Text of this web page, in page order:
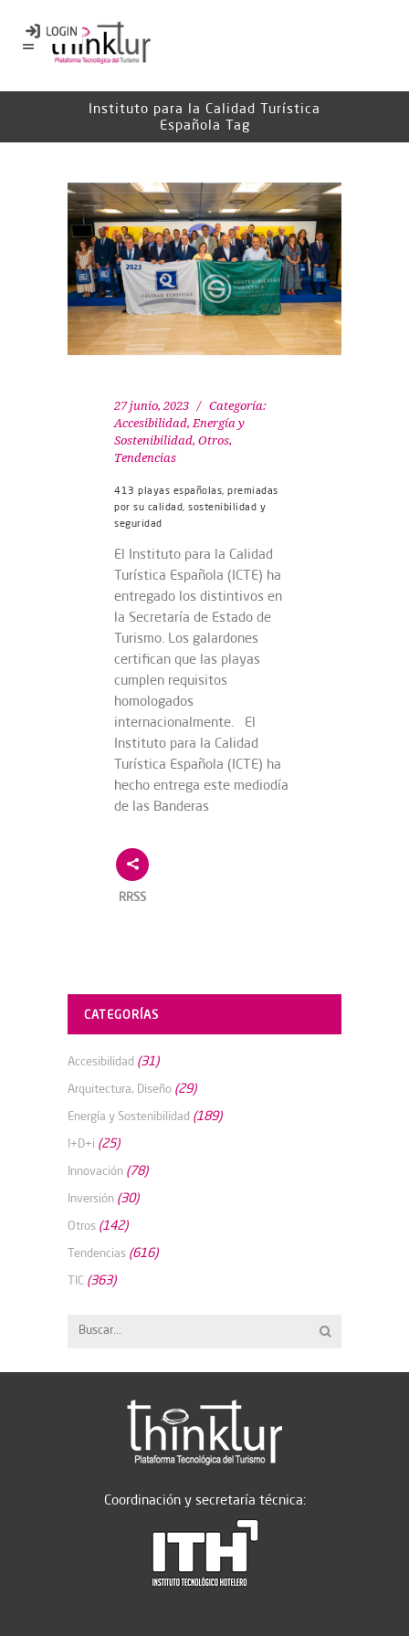
Instituto para la Calidad Turística
Española Tag
27 junio, 2023
Categoría:
Accesibilidad,Energía y
Sostenibilidad, Otros,
Tendencias
413 playas españolas, premiadas
por su calidad, sostenibilidad y
seguridad
El Instituto para la Calidad
Turística Española (ICTE) ha
entregado los distintivos en
la Secretaría de Estado de
Turismo. Los galardones
certifican que las playas
cumplen requisitos
homologados
internacionalmente. El
Instituto para la Calidad
Turística Española (ICTE) ha
hecho entrega este mediodía
de las Banderas
RRSS
CATEGORÍAS
Accesibilidad (31)
Arquitectura, Diseño (29)
Energía y Sostenibilidad (189)
I+D+i (25)
Innovación (78)
Inversión (30)
Otros (142)
Tendencias (616)
TIC (363)
Coordinación y secretaría técnica: